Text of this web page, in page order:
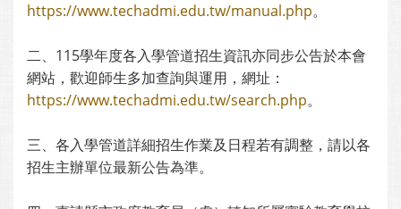
https://www.techadmi.edu.tw/manual.php。
二、115學年度各入學管道招生資訊亦同步公告於本會
網站，歡迎師生多加查詢與運用，網址：
https://www.techadmi.edu.tw/search.php。
三、各入學管道詳細招生作業及日程若有調整，請以各
招生主辦單位最新公告為準。